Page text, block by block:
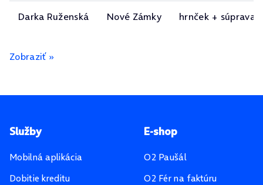
Darka Ruženská Nové Zámky hrnček + súprava
Zobraziť »
Pätička stránky
Služby
Mobilná aplikácia
Dobitie kreditu
E-shop
O2 Paušál
O2 Fér na faktúru